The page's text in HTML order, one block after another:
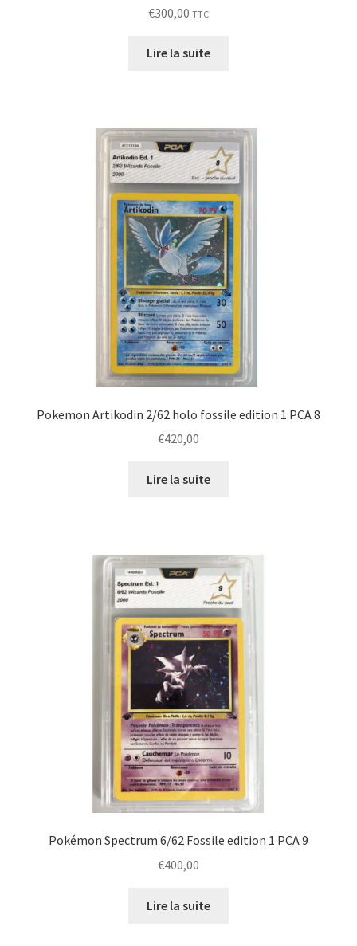
€300,00 TTC
Lire la suite
Pokemon Artikodin 2/62 holo fossile edition 1 PCA 8
€420,00
Lire la suite
Pokémon Spectrum 6/62 Fossile edition 1 PCA 9
€400,00
Lire la suite